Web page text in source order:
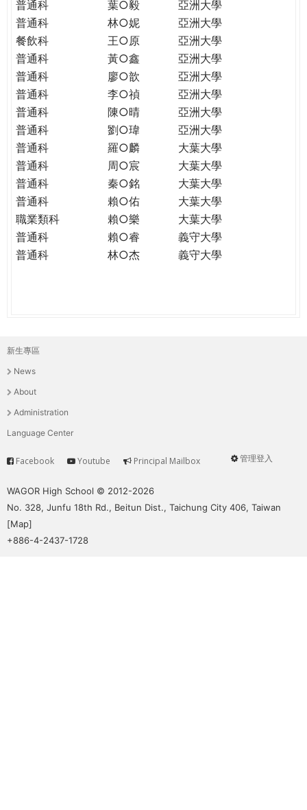
普通科
葉○毅
亞洲大學
普通科
林○妮
亞洲大學
餐飲科
王○原
亞洲大學
普通科
黃○鑫
亞洲大學
普通科
廖○歆
亞洲大學
普通科
李○禎
亞洲大學
普通科
陳○晴
亞洲大學
普通科
劉○瑋
亞洲大學
普通科
羅○麟
大葉大學
普通科
周○宸
大葉大學
普通科
秦○銘
大葉大學
普通科
賴○佑
大葉大學
職業類科
賴○樂
大葉大學
普通科
賴○睿
義守大學
普通科
林○杰 義守大學
主
選
單
新生專區
News
About
Administration
Language Center
User
管理登入
Service
Facebook Youtube Principal Mailbox
WAGOR High School © 2012-2026
No. 328, Junfu 18th Rd., Beitun Dist., Taichung City 406, Taiwan
[Map]
+886-4-2437-1728